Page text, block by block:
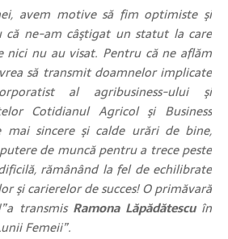
avem motive să fim optimiste şi
ne-am câştigat un statut la care
nici nu au visat. Pentru că ne aflăm
să transmit doamnelor implicate
al agribusiness-ului şi
Cotidianul Agricol şi Business
mai sincere şi calde urări de bine,
de muncă pentru a trece peste
rămânând la fel de echilibrate
şi carierelor de succes! O primăvară
transmis Ramona Lăpădătescuîn
Femeii”.